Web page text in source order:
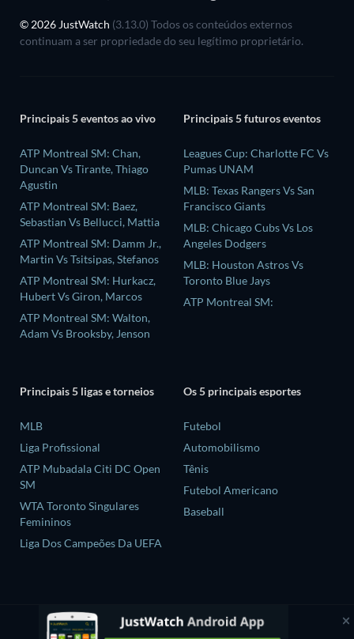
© 2026 JustWatch (3.13.0) Todos os conteúdos externos
continuam a ser propriedade do seu legítimo proprietário.
Principais 5 eventos ao vivo
ATP Montreal SM: Chan,
Duncan Vs Tirante, Thiago
Agustin
ATP Montreal SM: Baez,
Sebastian Vs Bellucci, Mattia
ATP Montreal SM: Damm Jr.,
Martin Vs Tsitsipas, Stefanos
ATP Montreal SM: Hurkacz,
Hubert Vs Giron, Marcos
ATP Montreal SM: Walton,
Adam Vs Brooksby, Jenson
Principais 5 futuros eventos
Leagues Cup: Charlotte FC Vs
Pumas UNAM
MLB: Texas Rangers Vs San
Francisco Giants
MLB: Chicago Cubs Vs Los
Angeles Dodgers
MLB: Houston Astros Vs
Toronto Blue Jays
ATP Montreal SM:
Principais 5 ligas e torneios
MLB
Liga Profissional
ATP Mubadala Citi DC Open
SM
WTA Toronto Singulares
Femininos
Liga Dos Campeões Da UEFA
Os 5 principais esportes
Futebol
Automobilismo
Tênis
Futebol Americano
Baseball